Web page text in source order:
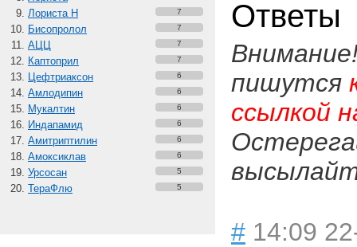
Лориста Н 7
Бисопролол 7
АЦЦ 7
Каптоприл 7
Цефтриаксон 6
Амлодипин 6
Мукалтин 6
Индапамид 6
Амитриптилин 6
Амоксиклав 6
Урсосан 5
ТераФлю 5
Ответы
пишутся
ссылкой
# 14:09